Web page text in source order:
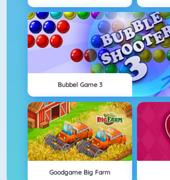
Bubbel Game 3
Goodgame Big Farm